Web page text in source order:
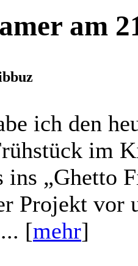
am
ich den
im
ins „Ghetto
Projekt vor
[mehr]